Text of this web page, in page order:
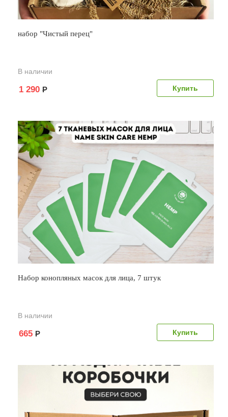
набор "Чистый перец"
В наличии
1 290 Р
Набор конопляных масок для лица, 7 штук
В наличии
665 Р